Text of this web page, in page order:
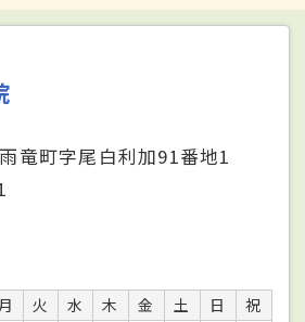
竜町字尾白利加91番地1
月 火 水 木 金 土 日
祝